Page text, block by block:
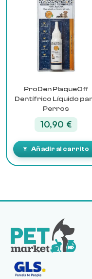
ProDen PlaqueOff
Dentífrico Líquido
Perros
10,90 €
Añadir al carrito